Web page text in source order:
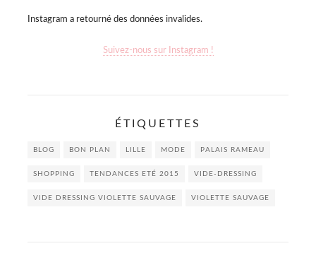
Instagram a retourné des données invalides.
Suivez-nous sur Instagram !
ÉTIQUETTES
BLOG BON PLAN LILLE MODE PALAIS RAMEAU
SHOPPING TENDANCES ETÉ 2015 VIDE-DRESSING
VIDE DRESSING VIOLETTE SAUVAGE VIOLETTE SAUVAGE